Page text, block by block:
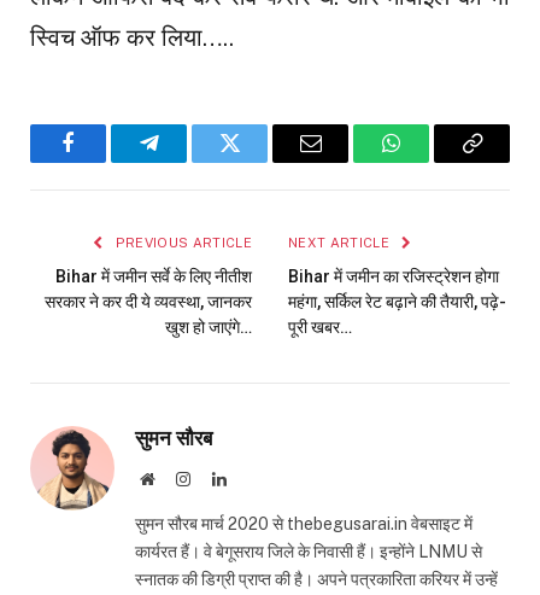
स्विच ऑफ कर लिया…..
FacebookTelegramTwitter Email WhatsAppCopy
PREVIOUS ARTICLE
Bihar में जमीन सर्वे के लिए नीतीश
सरकार ने कर दी ये व्यवस्था, जानकर
खुश हो जाएंगे…
NEXT ARTICLE
Bihar में जमीन का रजिस्ट्रेशन होगा
महंगा, सर्किल रेट बढ़ाने की तैयारी, पढ़े-
पूरी खबर…
सुमन सौरब
WebsiteInstagramLinkedIn
सुमन सौरब मार्च 2020 से thebegusarai.in वेबसाइट में
कार्यरत हैं। वे बेगूसराय जिले के निवासी हैं। इन्होंने LNMU से
स्नातक की डिग्री प्राप्त की है। अपने पत्रकारिता करियर में उन्हें